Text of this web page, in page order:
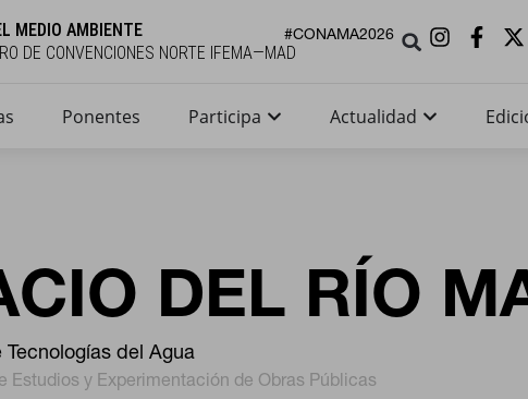
MEDIO AMBIENTE
DE CONVENCIONES NORTE IFEMA—MAD
#CONAMA2026
Ponentes Participa Actualidad
DEL RÍO
del Agua
Estudios y Experimentación de Obras Públicas